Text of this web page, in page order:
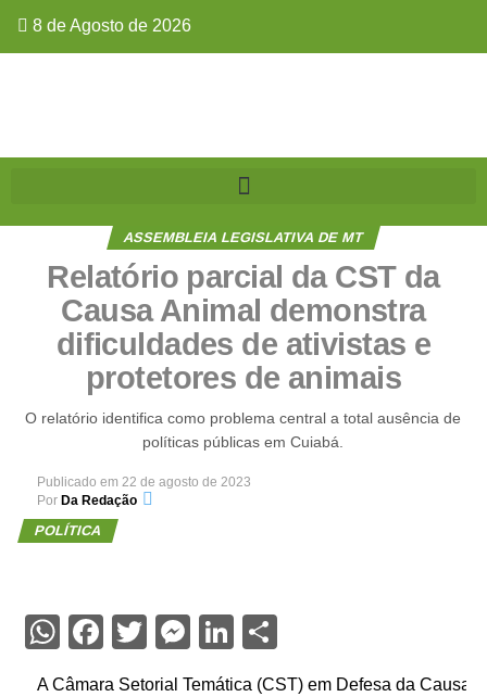
8 de Agosto de 2026
ASSEMBLEIA LEGISLATIVA DE MT
Relatório parcial da CST da
Causa Animal demonstra
dificuldades de ativistas e
protetores de animais
O relatório identifica como problema central a total ausência de
políticas públicas em Cuiabá.
Publicado em 22 de agosto de 2023
Por Da Redação
POLÍTICA
WhatsApp
Facebook
Twitter
Messenger
LinkedIn
Share
A Câmara Setorial Temática (CST) em Defesa da Causa